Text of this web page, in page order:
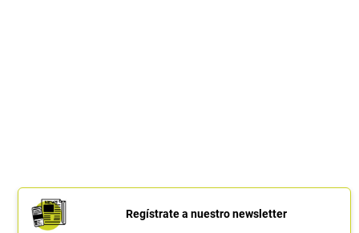
Regístrate a nuestro newsletter